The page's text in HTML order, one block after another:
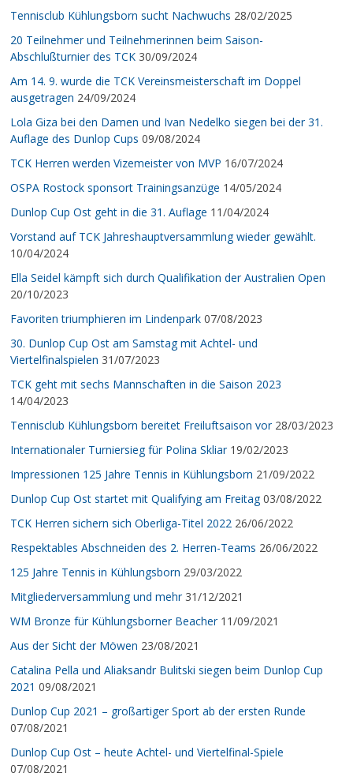
Tennisclub Kühlungsborn sucht Nachwuchs 28/02/2025
20 Teilnehmer und Teilnehmerinnen beim Saison-
Abschlußturnier des TCK 30/09/2024
Am 14. 9. wurde die TCK Vereinsmeisterschaft im Doppel
ausgetragen 24/09/2024
Lola Giza bei den Damen und Ivan Nedelko siegen bei der 31.
Auflage des Dunlop Cups 09/08/2024
TCK Herren werden Vizemeister von MVP 16/07/2024
OSPA Rostock sponsort Trainingsanzüge 14/05/2024
Dunlop Cup Ost geht in die 31. Auflage 11/04/2024
Vorstand auf TCK Jahreshauptversammlung wieder gewählt.
10/04/2024
Ella Seidel kämpft sich durch Qualifikation der Australien Open
20/10/2023
Favoriten triumphieren im Lindenpark 07/08/2023
30. Dunlop Cup Ost am Samstag mit Achtel- und
Viertelfinalspielen 31/07/2023
TCK geht mit sechs Mannschaften in die Saison 2023
14/04/2023
Tennisclub Kühlungsborn bereitet Freiluftsaison vor 28/03/2023
Internationaler Turniersieg für Polina Skliar 19/02/2023
Impressionen 125 Jahre Tennis in Kühlungsborn 21/09/2022
Dunlop Cup Ost startet mit Qualifying am Freitag 03/08/2022
TCK Herren sichern sich Oberliga-Titel 2022 26/06/2022
Respektables Abschneiden des 2. Herren-Teams 26/06/2022
125 Jahre Tennis in Kühlungsborn 29/03/2022
Mitgliederversammlung und mehr 31/12/2021
WM Bronze für Kühlungsborner Beacher 11/09/2021
Aus der Sicht der Möwen 23/08/2021
Catalina Pella und Aliaksandr Bulitski siegen beim Dunlop Cup
2021 09/08/2021
Dunlop Cup 2021 – großartiger Sport ab der ersten Runde
07/08/2021
Dunlop Cup Ost – heute Achtel- und Viertelfinal-Spiele
07/08/2021